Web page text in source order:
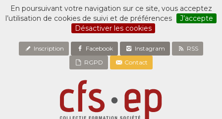
En poursuivant votre navigation sur ce site, vous acceptez
l’utilisation de cookies de suivi et de préférences
J’accepte
Désactiver les cookies
Inscription Facebook Instagram
RSS
RGPD
Contact